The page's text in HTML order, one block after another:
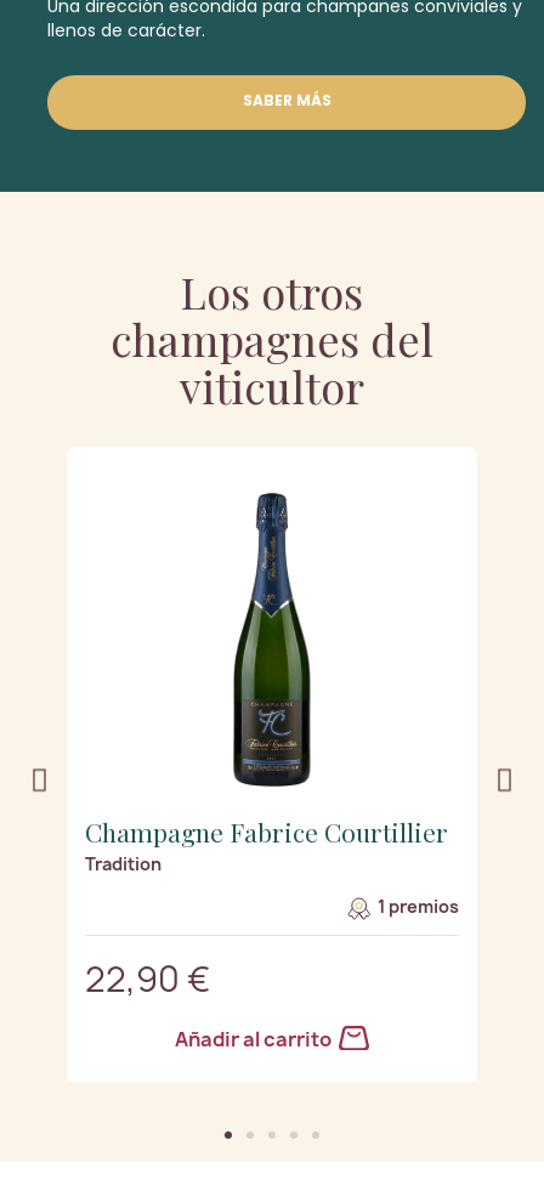
Una dirección escondida para champanes conviviales y
llenos de carácter.
SABER MÁS
Los otros
champagnes del
viticultor
Champagne Fabrice Courtillier
Tradition
1 premios
22,90 €
Añadir al carrito